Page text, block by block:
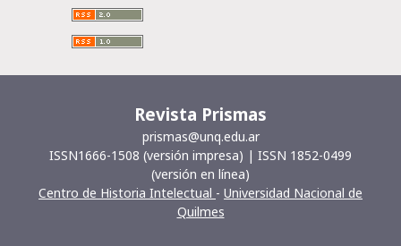
Revista Prismas
prismas@unq.edu.ar
ISSN1666-1508 (versión impresa) | ISSN 1852-0499
(versión en línea)
Centro de Historia Intelectual - Universidad Nacional de
Quilmes